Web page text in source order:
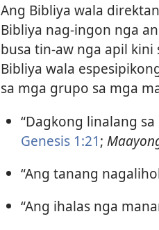
Ang Bibliya wala
Bibliya nag-ingon nga
busa tin-aw nga apil kini
Bibliya wala
sa mga grupo sa mga
“Dagkong linalang
Genesis 1:21;
“Ang tanang
“Ang ihalas nga